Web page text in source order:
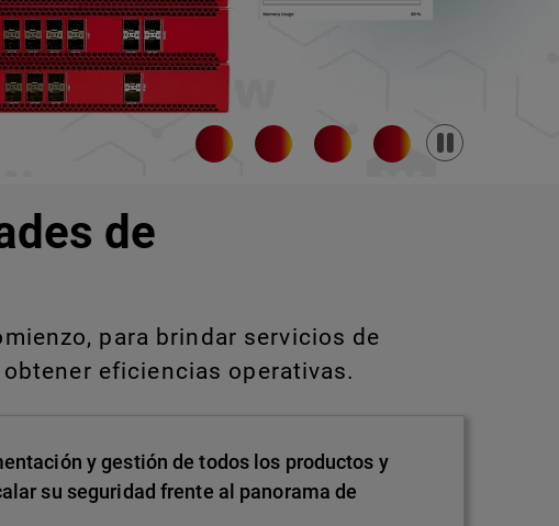
Pause
de
para brindar servicios de
eficiencias operativas.
y gestión de todos los productos y
su seguridad frente al panorama de